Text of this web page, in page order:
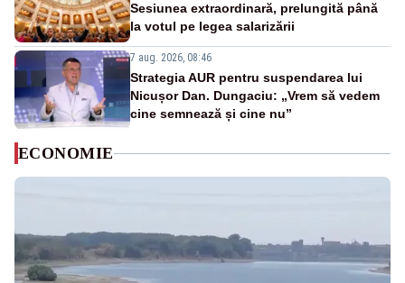
Sesiunea extraordinară, prelungită până
la votul pe legea salarizării
7 aug. 2026, 08:46
Strategia AUR pentru suspendarea lui
Nicușor Dan. Dungaciu: „Vrem să vedem
cine semnează și cine nu”
ECONOMIE